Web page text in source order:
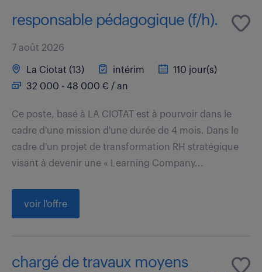
responsable pédagogique (f/h).
7 août 2026
La Ciotat (13) intérim
110 jour(s)
32 000 - 48 000 € / an
Ce poste, basé à LA CIOTAT est à pourvoir dans le
cadre d'une mission d'une durée de 4 mois. Dans le
cadre d'un projet de transformation RH stratégique
visant à devenir une « Learning Company...
voir l'offre
chargé de travaux moyens